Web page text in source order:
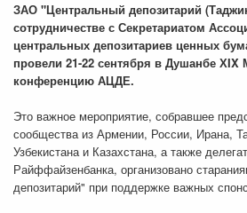
ЗАО "Центральный депозитарий
сотрудничестве с Секретариатом
центральных депозитариев ценных
провели 21-22 сентября в Душанбе
конференцию АЦДЕ.
Это важное мероприятие, собравшее
сообщества из Армении, России, Ирана,
Узбекистана и Казахстана, а также
Райффайзенбанка, организовано
депозитарий" при поддержке важных